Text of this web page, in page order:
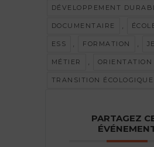
DÉVELOPPEMENT
DOCUMENTAIRE ,
ESS , FORMATION ,
MÉTIER , ORIENTATION
TRANSITION ÉCOLOGIQUE
PARTAGEZ